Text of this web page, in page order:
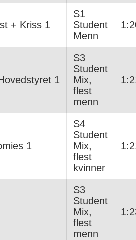
+ Kriss 1
S1
Student
Menn
1
S3
Student
Mix,
flest
menn
1
S4
Student
Mix,
flest
kvinner
S3
Student
Mix,
flest
menn